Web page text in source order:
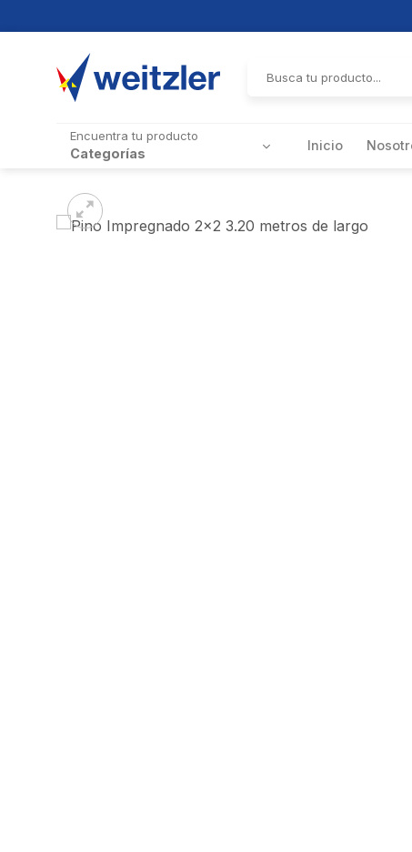
por:
Encuentra tu producto
Categorías Inicio